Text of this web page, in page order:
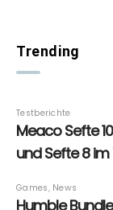
Trending